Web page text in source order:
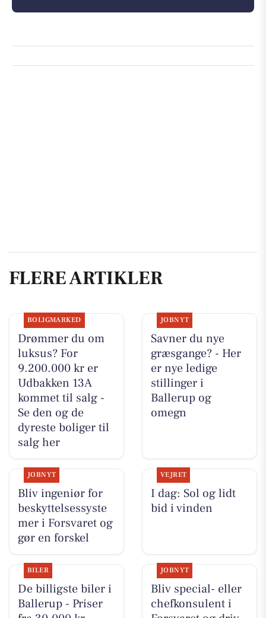
FLERE ARTIKLER
BOLIGMARKED
Drømmer du om
luksus? For
9.200.000 kr er
Udbakken 13A
kommet til salg -
Se den og de
dyreste boliger til
salg her
JOBNYT
Savner du nye
græsgange? - Her
er nye ledige
stillinger i
Ballerup og
omegn
JOBNYT
Bliv ingeniør for
beskyttelsessyste
mer i Forsvaret og
gør en forskel
VEJRET
I dag: Sol og lidt
bid i vinden
BILER
De billigste biler i
Ballerup - Priser
JOBNYT
Bliv special- eller
chefkonsulent i